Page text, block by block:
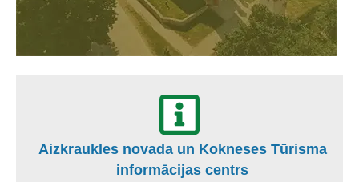
Aizkraukles novada un Kokneses Tūrisma
informācijas centrs